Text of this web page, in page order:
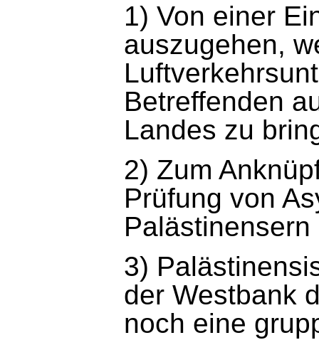
1) Von einer
auszugehen,
Betreffenden
Landes zu
2) Zum
Prüfung von
3)
der Westbank
noch eine